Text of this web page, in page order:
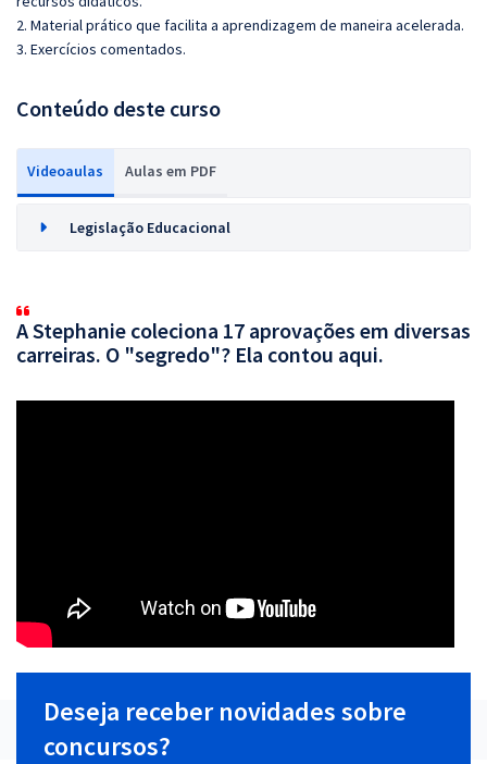
2. Material prático que facilita a aprendizagem de maneira acelerada.
3. Exercícios comentados.
Conteúdo deste curso
Videoaulas Aulas em PDF
Legislação Educacional
A Stephanie coleciona 17 aprovações em diversas
carreiras. O "segredo"? Ela contou aqui.
Deseja receber novidades sobre
concursos?